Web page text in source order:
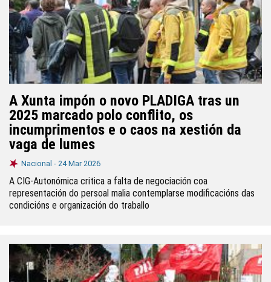
A Xunta impón o novo PLADIGA tras un
2025 marcado polo conflito, os
incumprimentos e o caos na xestión da
vaga de lumes
Nacional - 24 Mar 2026
A CIG-Autonómica critica a falta de negociación coa
representación do persoal malia contemplarse modificacións das
condicións e organización do traballo